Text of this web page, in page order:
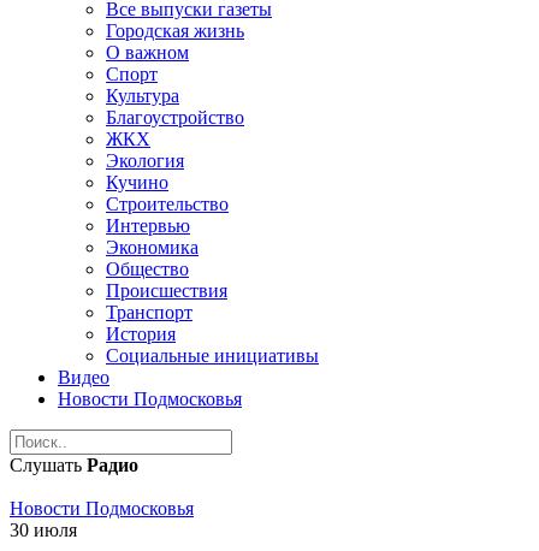
Все выпуски газеты
Городская жизнь
О важном
Спорт
Культура
Благоустройство
ЖКХ
Экология
Кучино
Строительство
Интервью
Экономика
Общество
Происшествия
Транспорт
История
Социальные инициативы
Видео
Новости Подмосковья
Слушать Радио
Новости Подмосковья
30 июля